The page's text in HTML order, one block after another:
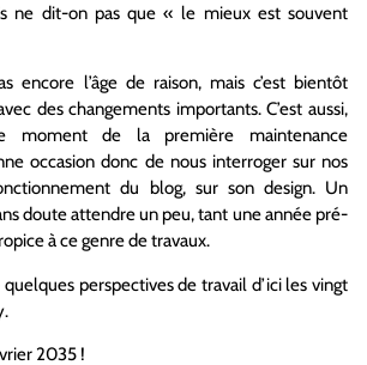
ne dit-on pas que « le mieux est souvent
encore l’âge de raison, mais c’est bientôt
des changements importants. C’est aussi,
moment de la première maintenance
occasion donc de nous interroger sur nos
du blog, sur son design. Un
doute attendre un peu, tant une année pré-
à ce genre de travaux.
perspectives de travail d’ici les vingt
2035 !